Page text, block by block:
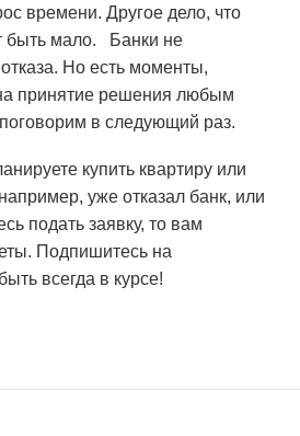
времени. Другое дело, что
быть мало. Банки не
Но есть моменты,
принятие решения любым
в следующий раз.
купить квартиру или
уже отказал банк, или
подать заявку, то вам
Подпишитесь на
всегда в курсе!